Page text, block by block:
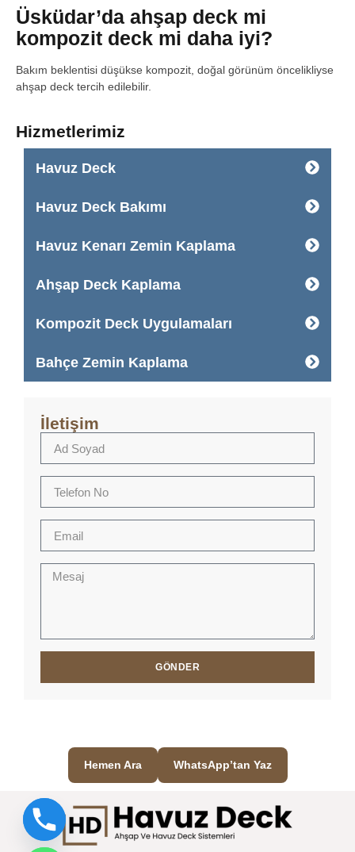
Üsküdar’da ahşap deck mi
kompozit deck mi daha iyi?
Bakım beklentisi düşükse kompozit, doğal görünüm öncelikliyse
ahşap deck tercih edilebilir.
Hizmetlerimiz
Havuz Deck
Havuz Deck Bakımı
Havuz Kenarı Zemin Kaplama
Ahşap Deck Kaplama
Kompozit Deck Uygulamaları
Bahçe Zemin Kaplama
İletişim
GÖNDER
Hemen Ara WhatsApp’tan Yaz